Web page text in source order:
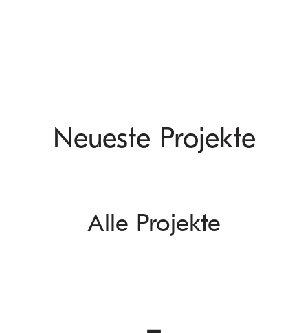
Neueste Projekte
Alle Projekte